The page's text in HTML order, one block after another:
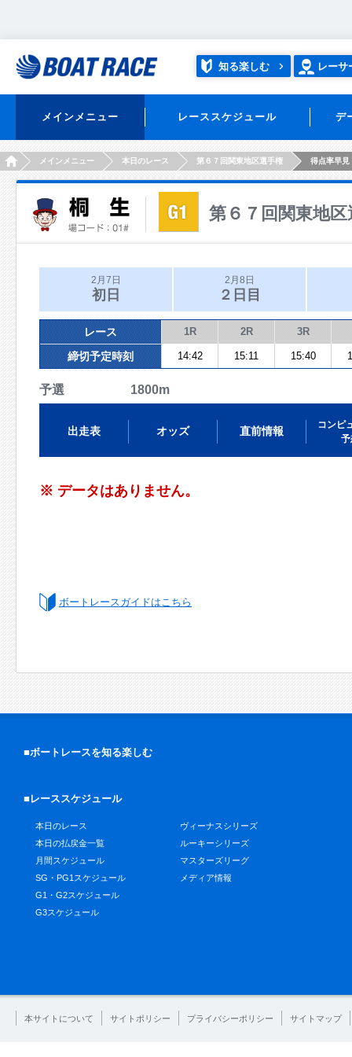
知る楽しむ レーサ
メインメニュー レーススケジュール デ
HOMEメインメニュー 本日のレース 第６７回関東地区選手権 得点率早見
第６７回関東地区
2月7日
初日
2月8日
２日目
レース 1R 2R 3R
締切予定時刻 14:42 15:11 15:40
予選 1800m
出走表 オッズ 直前情報
コンピ
予
※ データはありません。
ボートレースガイドはこちら
■ボートレースを知る楽しむ
■レーススケジュール
本日のレース
本日の払戻金一覧
月間スケジュール
SG・PG1スケジュール
G1・G2スケジュール
G3スケジュール
ヴィーナスシリーズ
ルーキーシリーズ
マスターズリーグ
メディア情報
本サイトについて サイトポリシー プライバシーポリシー サイトマップ